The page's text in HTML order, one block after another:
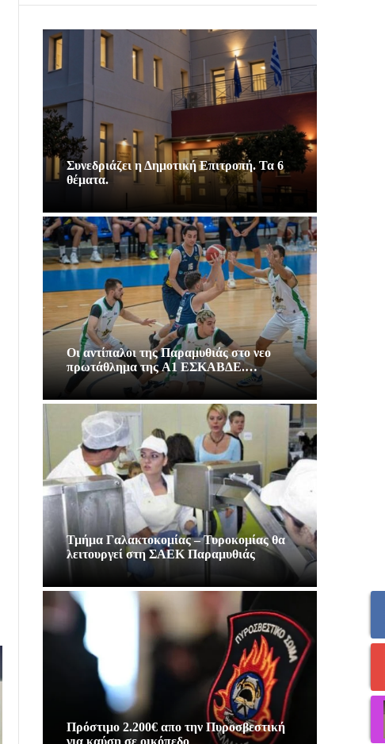
Συνεδριάζει η Δημοτική Επιτροπή. Τα 6
θέματα.
Οι αντίπαλοι της Παραμυθιάς στο νεο
πρωτάθλημα της A1 ΕΣΚΑΒΔΕ.…
Τμήμα Γαλακτοκομίας – Τυροκομίας θα
λειτουργεί στη ΣΑΕΚ Παραμυθιάς
Πρόστιμο 2.200€ απο την Πυροσβεστική
για καύση σε οικόπεδο